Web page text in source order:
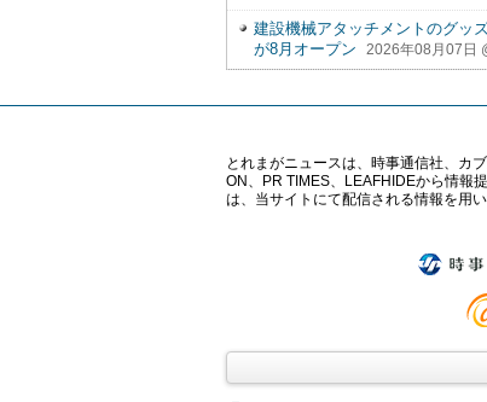
建設機械アタッチメントのグッ
が8月オープン
2026年08月07日
とれまがニュースは、時事通信社、カ
ON、PR TIMES、LEAFHIDEから情報
は、当サイトにて配信される情報を用